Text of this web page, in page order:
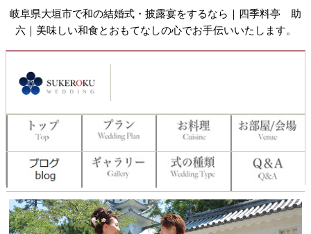
岐阜県大垣市で和の結婚式・披露宴をするなら｜四季料亭 助
六｜美味しい和食とおもてなしの心でお手伝いいたします。